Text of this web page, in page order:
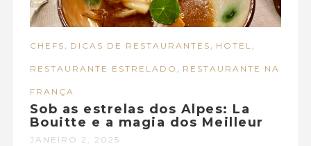
CHEFS , DICAS DE RESTAURANTES , HOTEL ,
RESTAURANTE ESTRELADO , RESTAURANTE NA
FRANÇA
Sob as estrelas dos Alpes: La
Bouitte e a magia dos Meilleur
JANEIRO 2, 2025